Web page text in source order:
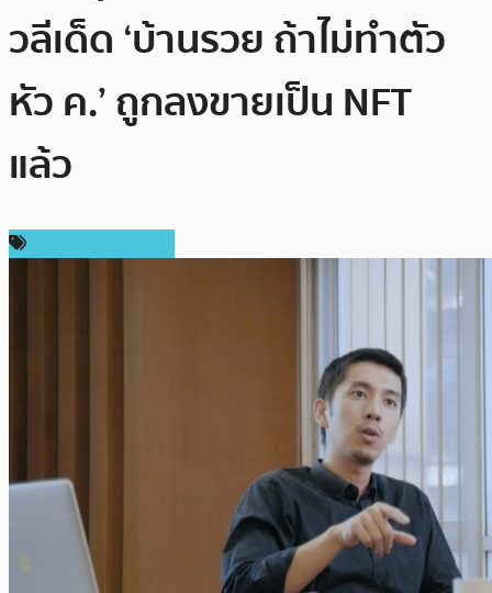
วลีเด็ด ‘บ้านรวย ถ้าไม่ทำตัว
หัว ค.’ ถูกลงขายเป็น NFT
แล้ว